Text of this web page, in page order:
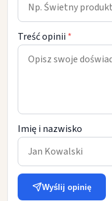
Treść opinii *
Imię i nazwisko
Wyślij opinię